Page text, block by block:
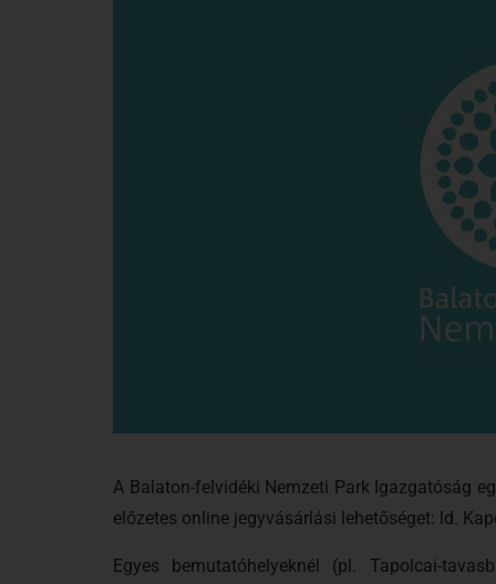
A Balaton-felvidéki Nemzeti Park Igazgatóság
előzetes online jegyvásárlási lehetőséget: ld.
Egyes bemutatóhelyeknél (pl. Tapolcai-